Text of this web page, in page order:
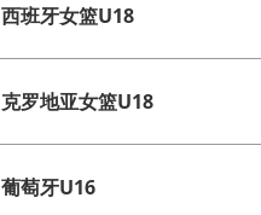
西班牙女篮U18
克罗地亚女篮U18
葡萄牙U16